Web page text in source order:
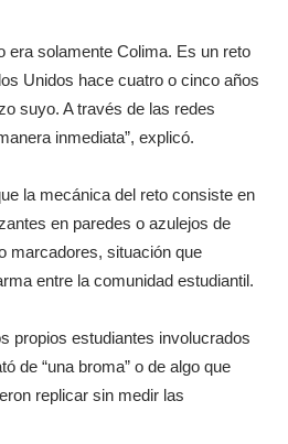
era solamente Colima. Es un reto
Unidos hace cuatro o cinco años
suyo. A través de las redes
inmediata”, explicó.
la mecánica del reto consiste en
en paredes o azulejos de
marcadores, situación que
entre la comunidad estudiantil.
propios estudiantes involucrados
de “una broma” o de algo que
replicar sin medir las